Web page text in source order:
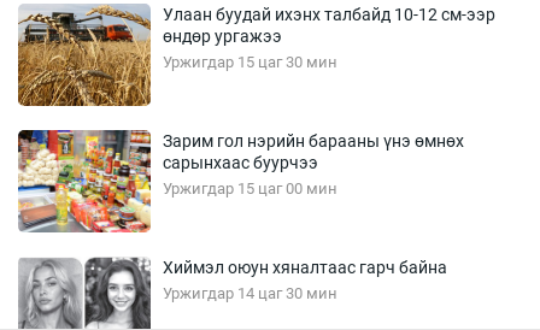
Улаан буудай ихэнх талбайд 10-12 см-ээр
өндөр ургажээ
Уржигдар 15 цаг 30 мин
Зарим гол нэрийн барааны үнэ өмнөх
сарынхаас буурчээ
Уржигдар 15 цаг 00 мин
Хиймэл оюун хяналтаас гарч байна
Уржигдар 14 цаг 30 мин